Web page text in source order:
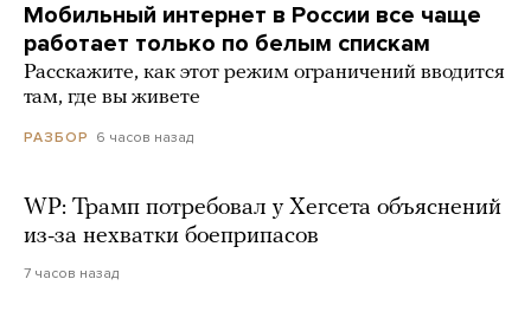
Мобильный интернет в России все чаще
работает только по белым спискам
Расскажите, как этот режим ограничений вводится
там, где вы живете
РАЗБОР 6 часов назад
WP: Трамп потребовал у Хегсета объяснений
из-за нехватки боеприпасов
7 часов назад